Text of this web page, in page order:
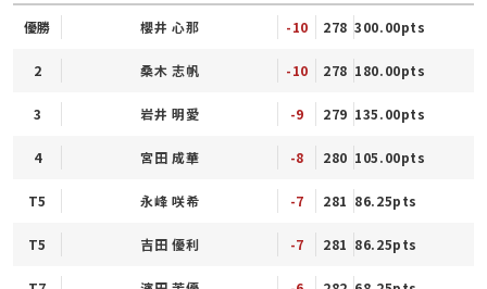
優勝 櫻井 心那 -10 278 300.00pts
2 桑木 志帆 -10 278 180.00pts
3 岩井 明愛 -9 279 135.00pts
4 宮田 成華 -8 280 105.00pts
T5 永峰 咲希 -7 281 86.25pts
T5 吉田 優利 -7 281 86.25pts